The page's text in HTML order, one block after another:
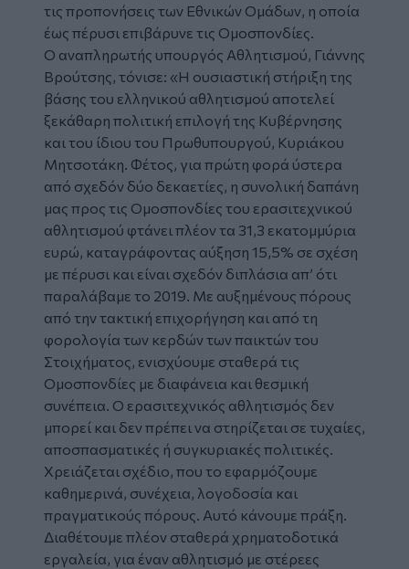
τις προπονήσεις των Εθνικών Ομάδων, η οποία
έως πέρυσι επιβάρυνε τις Ομοσπονδίες.
Ο αναπληρωτής υπουργός Αθλητισμού, Γιάννης
Βρούτσης, τόνισε: «Η ουσιαστική στήριξη της
βάσης του ελληνικού αθλητισμού αποτελεί
ξεκάθαρη πολιτική επιλογή της Κυβέρνησης
και του ίδιου του Πρωθυπουργού, Κυριάκου
Μητσοτάκη. Φέτος, για πρώτη φορά ύστερα
από σχεδόν δύο δεκαετίες, η συνολική δαπάνη
μας προς τις Ομοσπονδίες του ερασιτεχνικού
αθλητισμού φτάνει πλέον τα 31,3 εκατομμύρια
ευρώ, καταγράφοντας αύξηση 15,5% σε σχέση
με πέρυσι και είναι σχεδόν διπλάσια απ’ ότι
παραλάβαμε το 2019. Με αυξημένους πόρους
από την τακτική επιχορήγηση και από τη
φορολογία των κερδών των παικτών του
Στοιχήματος, ενισχύουμε σταθερά τις
Ομοσπονδίες με διαφάνεια και θεσμική
συνέπεια. Ο ερασιτεχνικός αθλητισμός δεν
μπορεί και δεν πρέπει να στηρίζεται σε τυχαίες,
αποσπασματικές ή συγκυριακές πολιτικές.
Χρειάζεται σχέδιο, που το εφαρμόζουμε
καθημερινά, συνέχεια, λογοδοσία και
πραγματικούς πόρους. Αυτό κάνουμε πράξη.
Διαθέτουμε πλέον σταθερά χρηματοδοτικά
εργαλεία, για έναν αθλητισμό με στέρεες